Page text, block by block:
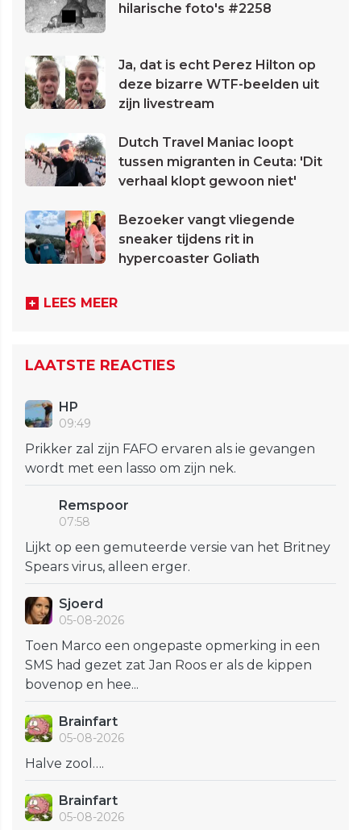
hilarische foto's #2258
Ja, dat is echt Perez Hilton op
deze bizarre WTF-beelden uit
zijn livestream
Dutch Travel Maniac loopt
tussen migranten in Ceuta: 'Dit
verhaal klopt gewoon niet'
Bezoeker vangt vliegende
sneaker tijdens rit in
hypercoaster Goliath
LEES MEER
LAATSTE REACTIES
HP
09:49
Prikker zal zijn FAFO ervaren als ie gevangen
wordt met een lasso om zijn nek.
Remspoor
07:58
Lijkt op een gemuteerde versie van het Britney
Spears virus, alleen erger.
Sjoerd
05-08-2026
Toen Marco een ongepaste opmerking in een
SMS had gezet zat Jan Roos er als de kippen
bovenop en hee...
Brainfart
05-08-2026
Halve zool….
Brainfart
05-08-2026